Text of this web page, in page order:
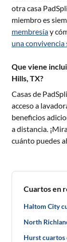
otra casa
miembro es
membresíay
una convivencia
Que viene
Hills, TX?
Casas de
acceso a
beneficios
a distancia.
cuánto puedes
Cuartos en
Haltom City
North
Hurst cuartos